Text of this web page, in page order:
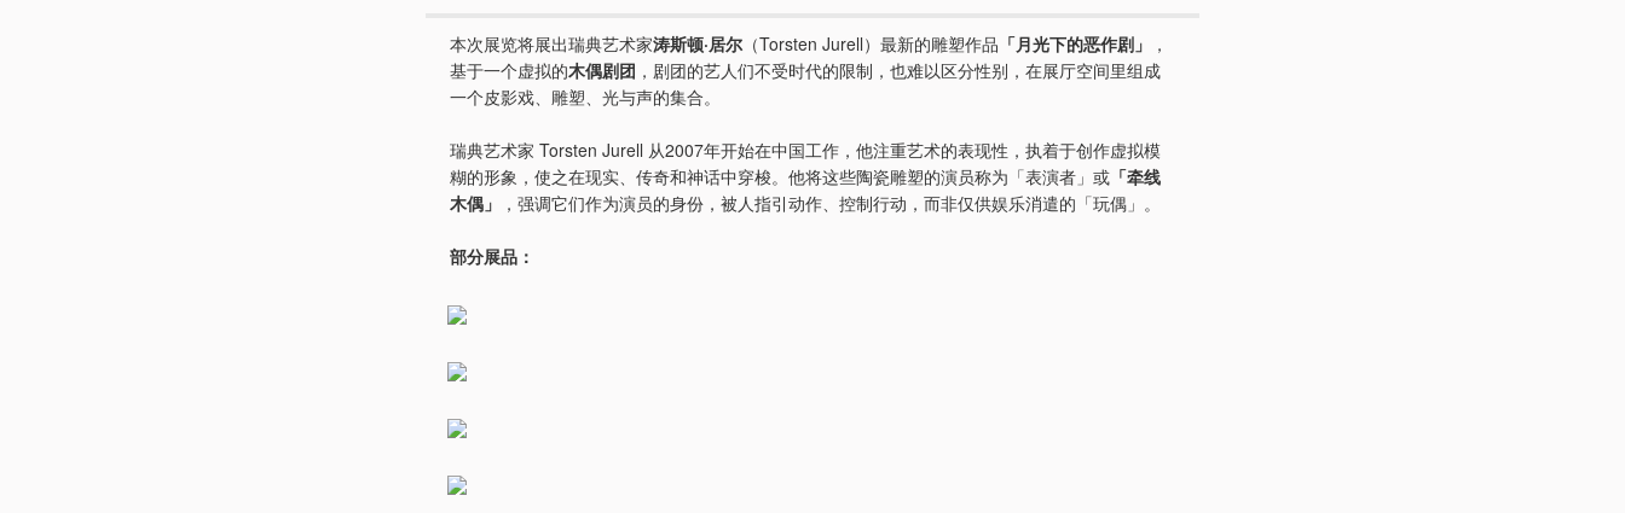
本次展览将展出瑞典艺术家涛斯顿·居尔 （Torsten Jurell）最新的雕塑作品 「月光下的恶作剧」
，
基于一个虚拟的木偶剧团 ，剧团的艺人们不受时代的限制，也难以区分性别，在展厅空间里组成
一个皮影戏、雕塑、光与声的集合。
瑞典艺术家 Torsten Jurell 从2007年开始在中国工作，他注重艺术的表现性，执着于创作虚拟模
糊的形象，使之在现实、传奇和神话中穿梭。他将这些陶瓷雕塑的演员称为「表演者」或 「牵线
木偶」
，强调它们作为演员的身份，被人指引动作、控制行动，而非仅供娱乐消遣的「玩偶」。
部分展品：